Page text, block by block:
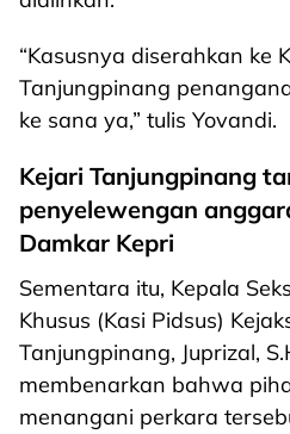
“Kasusnya diserahkan ke
Tanjungpinang
ke sana ya,” tulis Yovandi.
Kejari Tanjungpinang
penyelewengan
Damkar Kepri
Sementara itu, Kepala
Khusus (Kasi Pidsus)
Tanjungpinang, Juprizal,
membenarkan bahwa
menangani perkara